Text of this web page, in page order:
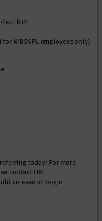
fit?
MBGSPL employees only)
today! For more
contact HR.
an even stronger